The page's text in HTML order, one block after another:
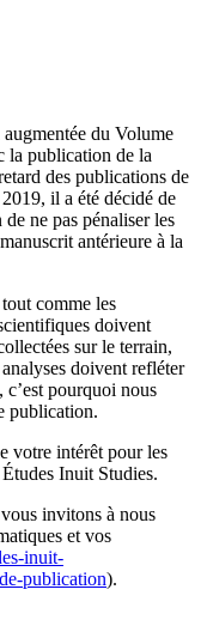
du Volume
la publication de la
des publications de
il a été décidé de
ne pas pénaliser les
antérieure à la
comme les
doivent
sur le terrain,
doivent refléter
c’est pourquoi nous
publication.
votre intérêt pour les
Inuit Studies.
invitons à nous
et vos
inuit-
publication).